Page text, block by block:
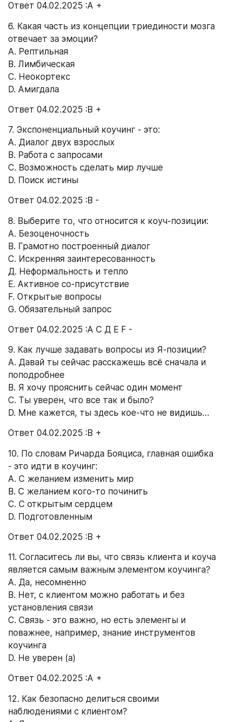
Ответ 04.02.2025 :А +
6. Какая часть из концепции триединости мозга
отвечает за эмоции?
А. Рептильная
B. Лимбическая
С. Неокортекс
D. Амигдала
Ответ 04.02.2025 :В +
7. Экспоненциальный коучинг - это:
А. Диалог двух взрослых
B. Работа с запросами
C. Возможность сделать мир лучше
D. Поиск истины
Ответ 04.02.2025 :В -
8. Выберите то, что относится к коуч-позиции:
А. Безоценочность
B. Грамотно построенный диалог
C. Искренняя заинтересованность
Д. Неформальность и тепло
E. Активное со-присутствие
F. Открытые вопросы
G. Обязательный запрос
Ответ 04.02.2025 :А С Д Е F -
9. Как лучше задавать вопросы из Я-позиции?
А. Давай ты сейчас расскажешь всё сначала и
поподробнее
B. Я хочу прояснить сейчас один момент
C. Ты уверен, что все так и было?
D. Мне кажется, ты здесь кое-что не видишь…
Ответ 04.02.2025 :В +
10. По словам Ричарда Бояциса, главная ошибка
- это идти в коучинг:
А. С желанием изменить мир
B. С желанием кого-то починить
C. С открытым сердцем
D. Подготовленным
Ответ 04.02.2025 :В +
11. Согласитесь ли вы, что связь клиента и коуча
является самым важным элементом коучинга?
А. Да, несомненно
B. Нет, с клиентом можно работать и без
установления связи
C. Связь - это важно, но есть элементы и
поважнее, например, знание инструментов
коучинга
D. Не уверен (а)
Ответ 04.02.2025 :А +
12. Как безопасно делиться своими
наблюдениями с клиентом?